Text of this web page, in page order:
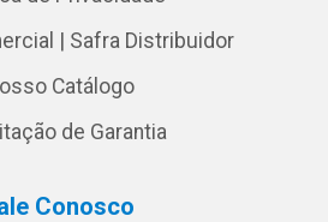
| Safra Distribuidor
Catálogo
de Garantia
Conosco